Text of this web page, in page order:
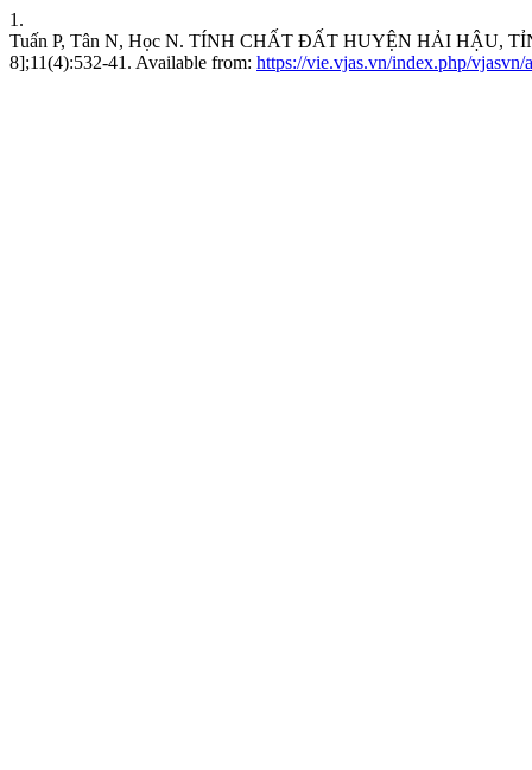
1.
Tuấn P, Tân N, Học N. TÍNH CHẤT ĐẤT HUYỆN HẢI HẬU,
8];11(4):532-41. Available from: https://vie.vjas.vn/index.php/